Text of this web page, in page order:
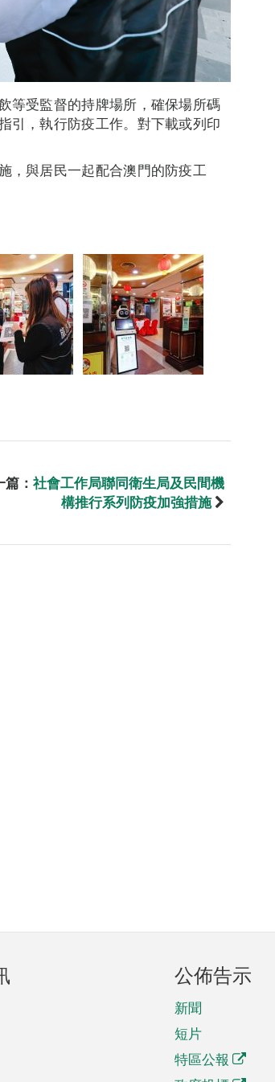
等受監督的持牌場所，確保場所碼
引，執行防疫工作。對下載或列印
，與居民一起配合澳門的防疫工
： 社會工作局聯同衛生局及民間機
構推行系列防疫加強措施
公佈告示
新聞
短片
特區公報